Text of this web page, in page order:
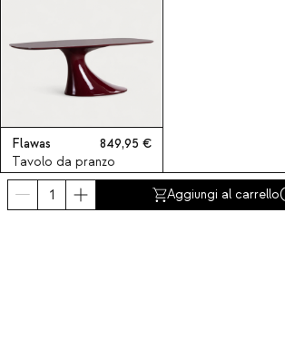
Aggiungi al carrello(
Flawas
849,95
Tavolo da pranzo
rettangolare 220x100
cm in legno e fibra di
vetro cool Flawas